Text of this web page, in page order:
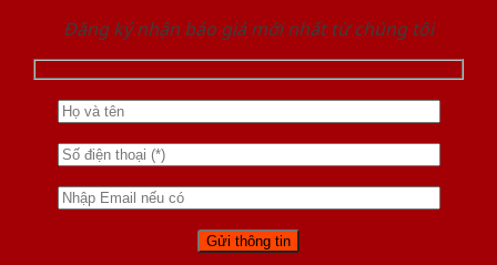
Đăng ký nhận báo giá mới nhất từ chúng tôi